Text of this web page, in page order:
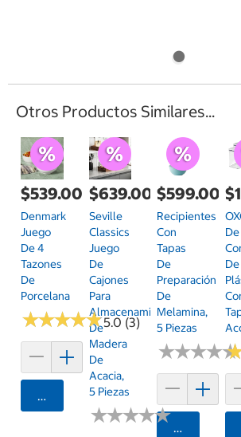
Otros Productos Similares...
$539.00
Denmark
Juego
De 4
Tazones
De
Porcelana
★★★★★
★★★★★5.0 (3)
Agregar
$639.00
Seville
Classics
Juego
De
Cajones
Para
Almacenamiento
De
Madera
De
Acacia,
5 Piezas
★★★★★
★★★★★
$599.00
Recipientes
Con
Tapas
De
Preparación
De
Melamina,
5 Piezas
★★★★★
★★★★★
Agregar
De